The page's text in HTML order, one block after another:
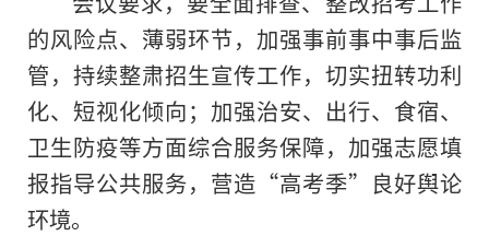
的风险点、薄弱环节，加强事前事中事后监
管，持续整肃招生宣传工作，切实扭转功利
化、短视化倾向；加强治安、出行、食宿、
卫生防疫等方面综合服务保障，加强志愿填
报指导公共服务，营造“高考季”良好舆论
环境。